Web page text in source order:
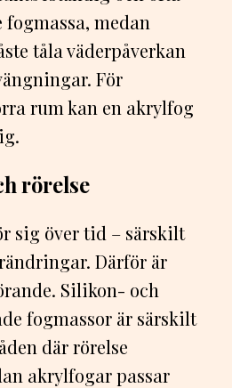
medan
tåla väderpåverkan
För
rum kan en akrylfog
rörelse
sig över tid – särskilt
Därför är
Silikon- och
fogmassor är särskilt
där rörelse
akrylfogar passar